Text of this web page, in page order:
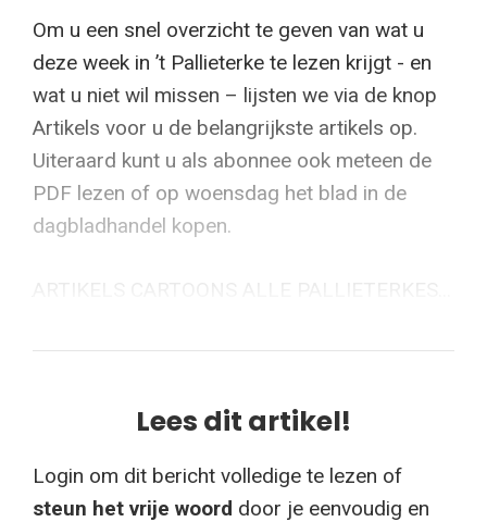
Om u een snel overzicht te geven van wat u
deze week in ’t Pallieterke te lezen krijgt - en
wat u niet wil missen – lijsten we via de knop
Artikels voor u de belangrijkste artikels op.
Uiteraard kunt u als abonnee ook meteen de
PDF lezen of op woensdag het blad in de
dagbladhandel kopen.
Lees dit artikel!
Login om dit bericht volledige te lezen of
steun het vrije woord door je eenvoudig en